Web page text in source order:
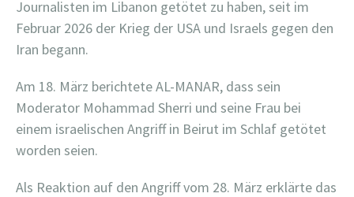
Journalisten im Libanon getötet zu haben, seit im
Februar 2026 der Krieg der USA und Israels gegen den
Iran begann.
Am 18. März berichtete AL-MANAR, dass sein
Moderator Mohammad Sherri und seine Frau bei
einem israelischen Angriff in Beirut im Schlaf getötet
worden seien.
Als Reaktion auf den Angriff vom 28. März erklärte das